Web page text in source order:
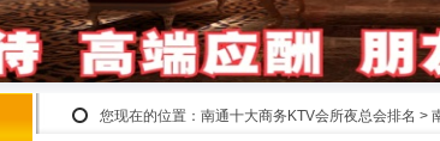
您现在的位置： 南通十大商务KTV会所夜总会排名 >